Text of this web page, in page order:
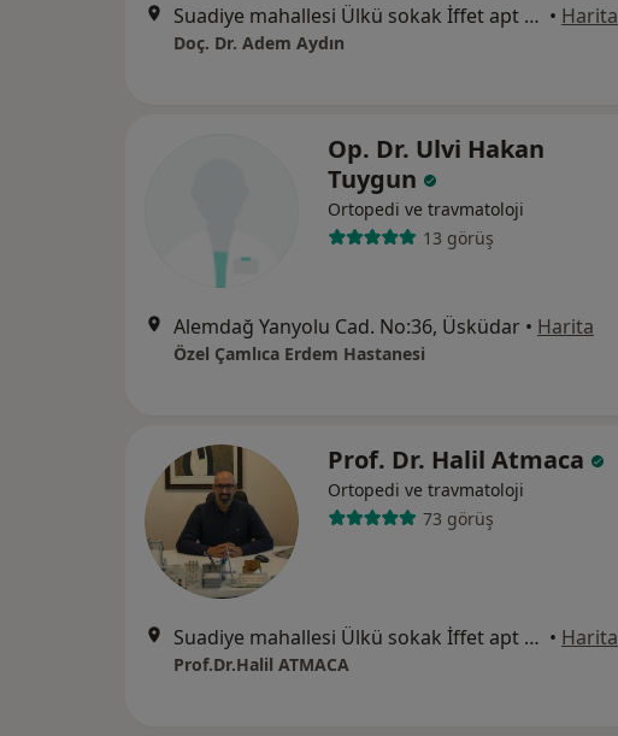
Suadiye mahallesi Ülkü sokak İffet apt no 7 kat 8 daire, İstanbul • Harita
Doç. Dr. Adem Aydın
Op. Dr. Ulvi Hakan
Tuygun
Ortopedi ve travmatoloji
13 görüş
Alemdağ Yanyolu Cad. No:36, Üsküdar • Harita
Özel Çamlıca Erdem Hastanesi
Prof. Dr. Halil Atmaca
Ortopedi ve travmatoloji
73 görüş
Suadiye mahallesi Ülkü sokak İffet apt no 7 kat 8 daire 8, İstanbul • Harita
Prof.Dr.Halil ATMACA